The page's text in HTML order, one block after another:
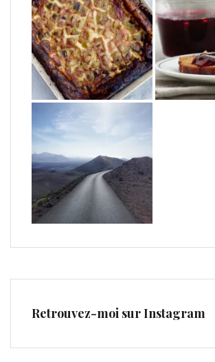
Retrouvez-moi sur Instagram